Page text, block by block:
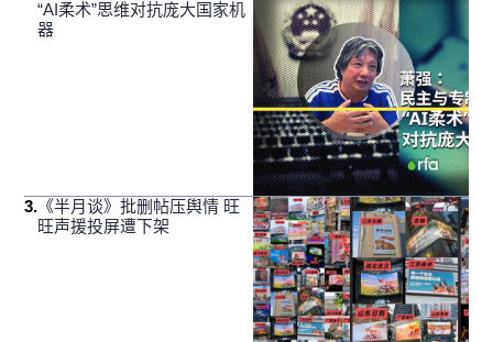
“AI柔术”思维对抗庞大国家机
器
3. 《半月谈》批删帖压舆情 旺
旺声援投屏遭下架